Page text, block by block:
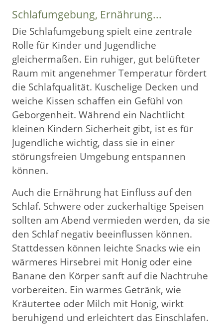
Schlafumgebung, Ernährung...
Die Schlafumgebung spielt eine zentrale
Rolle für Kinder und Jugendliche
gleichermaßen. Ein ruhiger, gut belüfteter
Raum mit angenehmer Temperatur fördert
die Schlafqualität. Kuschelige Decken und
weiche Kissen schaffen ein Gefühl von
Geborgenheit. Während ein Nachtlicht
kleinen Kindern Sicherheit gibt, ist es für
Jugendliche wichtig, dass sie in einer
störungsfreien Umgebung entspannen
können.
Auch die Ernährung hat Einfluss auf den
Schlaf. Schwere oder zuckerhaltige Speisen
sollten am Abend vermieden werden, da sie
den Schlaf negativ beeinflussen können.
Stattdessen können leichte Snacks wie ein
wärmeres Hirsebrei mit Honig oder eine
Banane den Körper sanft auf die Nachtruhe
vorbereiten. Ein warmes Getränk, wie
Kräutertee oder Milch mit Honig, wirkt
beruhigend und erleichtert das Einschlafen.